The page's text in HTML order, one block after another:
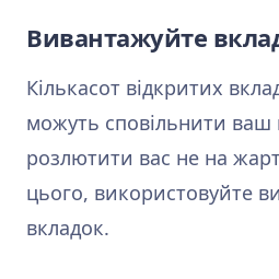
Вивантажуйте
Кількасот відкритих
можуть сповільнити
розлютити вас не на
цього, використовуйте
вкладок.